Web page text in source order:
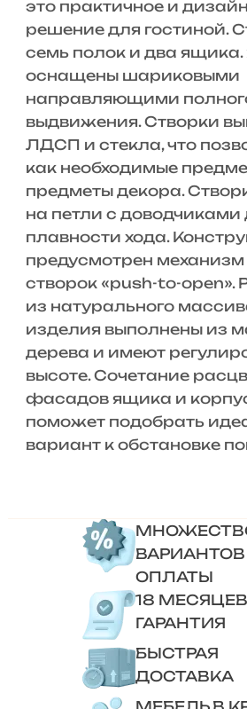
это практичное и
решение для гостиной.
семь полок и два
оснащены шариковыми
направляющими
выдвижения. Створки
ЛДСП и стекла, что
как необходимые
предметы декора.
на петли с доводчиками
плавности хода.
предусмотрен
створок «push-to-open».
из натурального
изделия выполнены из
дерева и имеют
высоте. Сочетание
фасадов ящика и
поможет подобрать
вариант к обстановке
ВАРИАНТОВ
ОПЛАТЫ
18 МЕСЯЦЕВ
ГАРАНТИЯ
БЫСТРАЯ
ДОСТАВКА